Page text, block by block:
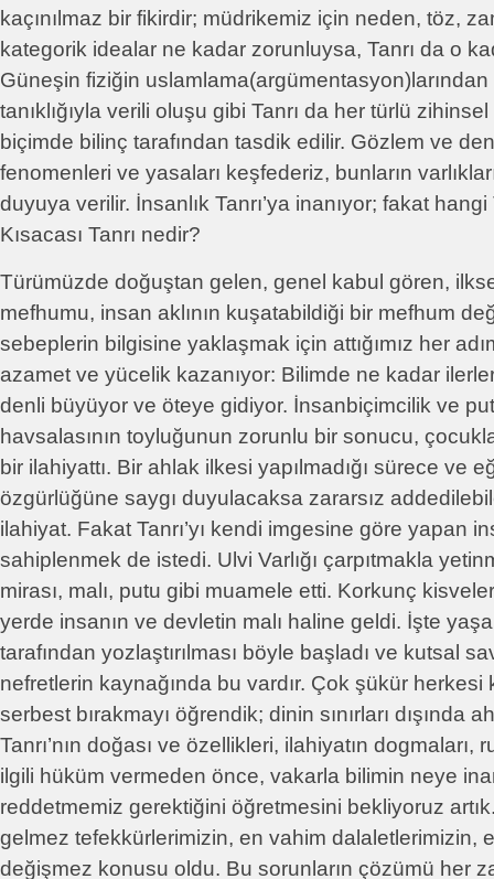
kaçınılmaz bir fikirdir; müdrikemiz için neden, töz,
kategorik idealar ne kadar zorunluysa, Tanrı da o
Güneşin fiziğin uslamlama(argümentasyon)larından
tanıklığıyla verili oluşu gibi Tanrı da her türlü
biçimde bilinç tarafından tasdik edilir. Gözlem ve
fenomenleri ve yasaları keşfederiz, bunların
duyuya verilir. İnsanlık Tanrı’ya inanıyor; fakat hangi
Kısacası Tanrı nedir?
Türümüzde doğuştan gelen, genel kabul gören,
mefhumu, insan aklının kuşatabildiği bir mefhum
sebeplerin bilgisine yaklaşmak için attığımız her
azamet ve yücelik kazanıyor: Bilimde ne kadar
denli büyüyor ve öteye gidiyor. İnsanbiçimcilik ve
havsalasının toyluğunun zorunlu bir sonucu,
bir ilahiyattı. Bir ahlak ilkesi yapılmadığı sürece ve
özgürlüğüne saygı duyulacaksa zararsız
ilahiyat. Fakat Tanrı’yı kendi imgesine göre yapan
sahiplenmek de istedi. Ulvi Varlığı çarpıtmakla
mirası, malı, putu gibi muamele etti. Korkunç
yerde insanın ve devletin malı haline geldi. İşte
tarafından yozlaştırılması böyle başladı ve kutsal
nefretlerin kaynağında bu vardır. Çok şükür herkesi
serbest bırakmayı öğrendik; dinin sınırları dışında
Tanrı’nın doğası ve özellikleri, ilahiyatın dogmaları,
ilgili hüküm vermeden önce, vakarla bilimin neye
reddetmemiz gerektiğini öğretmesini bekliyoruz
gelmez tefekkürlerimizin, en vahim dalaletlerimizin,
değişmez konusu oldu. Bu sorunların çözümü her